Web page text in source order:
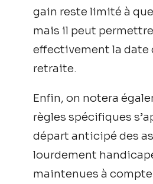
gain reste limité à
mais il peut
effectivement la date
retraite.
Enfin, on notera
règles spécifiques
départ anticipé des
lourdement
maintenues à